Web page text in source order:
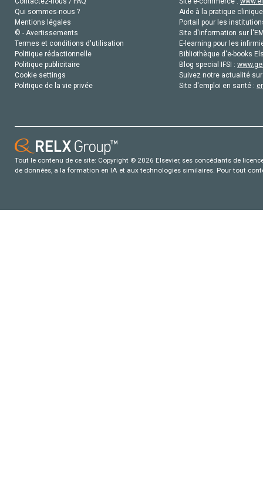
Qui sommes-nous ?
Mentions légales
© - Avertissements
Termes et conditions d'utilisation
Politique rédactionnelle
Politique publicitaire
Cookie settings
Politique de la vie privée
Aide à la pratique
Portail pour les
Site d'information sur
E-learning pour les
Bibliothèque d'e-books
Blog special IFSI :
Suivez notre actualité
Site d'emploi en santé :
Tout le contenu de ce site: Copyright © 2026 Elsevier, ses concédants de
de données, a la formation en IA et aux technologies similaires. Pour tout